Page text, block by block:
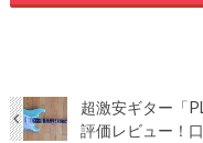
超激安ギター「
評価レビュー！